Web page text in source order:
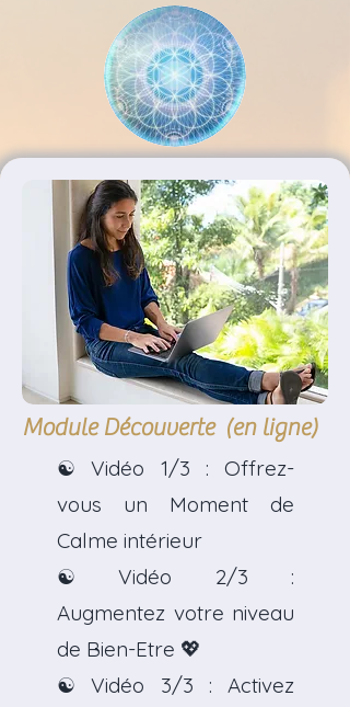
Module Découverte (en ligne)
☯ Vidéo 1/3 : Offrez-
vous un Moment de
Calme intérieur
☯ Vidéo 2/3 :
Augmentez votre niveau
de Bien-Etre 💖
☯ Vidéo 3/3 : Activez